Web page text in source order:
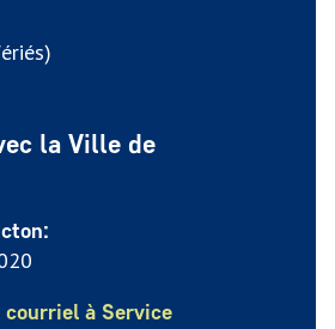
la Ville de
courriel à Service